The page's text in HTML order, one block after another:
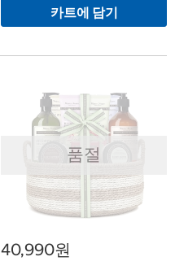
카트에 담기
품절
40,990원